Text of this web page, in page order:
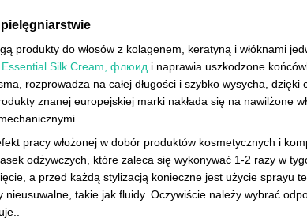
produkty do włosów z kolagenem, keratyną i włóknami
Essential Silk Cream, флюид i naprawia uszkodzone
rozprowadza na całej długości i szybko wysycha,
znanej europejskiej marki nakłada się na nawilżone
pracy włożonej w dobór produktów kosmetycznych i
odżywczych, które zaleca się wykonywać 1-2 razy w
a przed każdą stylizacją konieczne jest użycie sprayu
nieusuwalne, takie jak fluidy. Oczywiście należy wybrać